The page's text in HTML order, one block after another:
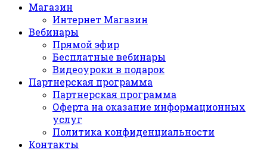
Магазин
Интернет Магазин
Вебинары
Прямой эфир
Бесплатные вебинары
Видеоуроки в подарок
Партнерская программа
Партнерская программа
Оферта на оказание информационных
услуг
Политика конфиденциальности
Контакты